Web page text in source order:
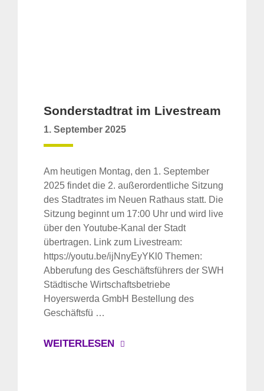
Sonderstadtrat im Livestream
1. September 2025
Am heutigen Montag, den 1. September
2025 findet die 2. außerordentliche Sitzung
des Stadtrates im Neuen Rathaus statt. Die
Sitzung beginnt um 17:00 Uhr und wird live
über den Youtube-Kanal der Stadt
übertragen. Link zum Livestream:
https://youtu.be/ijNnyEyYKl0 Themen:
Abberufung des Geschäftsführers der SWH
Städtische Wirtschaftsbetriebe
Hoyerswerda GmbH Bestellung des
Geschäftsfü …
WEITERLESEN